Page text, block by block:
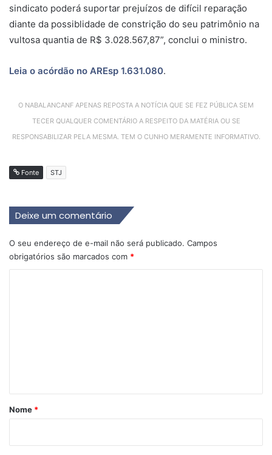
sindicato poderá suportar prejuízos de difícil reparação
diante da possiblidade de constrição do seu patrimônio na
vultosa quantia de R$ 3.028.567,87”, conclui o ministro.
Leia o acórdão no AREsp 1.631.080.
O NABALANCANF APENAS REPOSTA A NOTÍCIA QUE SE FEZ PÚBLICA SEM
TECER QUALQUER COMENTÁRIO A RESPEITO DA MATÉRIA OU SE
RESPONSABILIZAR PELA MESMA. TEM O CUNHO MERAMENTE INFORMATIVO.
Fonte STJ
Deixe um comentário
O seu endereço de e-mail não será publicado. Campos
obrigatórios são marcados com *
rNome *